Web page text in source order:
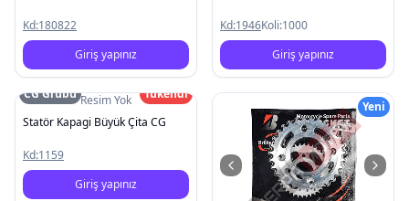
Kd:180822
Giriş yapınız
Kd:1946Koli:1000
Giriş yapınız
Resim Yok
CG Grubu
Tükendi
Statör Kapagi Büyük Çita CG
Kd:1159
Giriş yapınız
Yeni